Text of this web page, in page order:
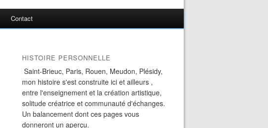
Contact
HISTOIRE PERSONNELLE
Saint-Brieuc, Paris, Rouen, Meudon, Plésidy,
mon histoire s'est construite ici et ailleurs ,
entre l'enseignement et la création artistique,
solitude créatrice et communauté d'échanges.
Un balancement dont ces pages vous
donneront un aperçu.